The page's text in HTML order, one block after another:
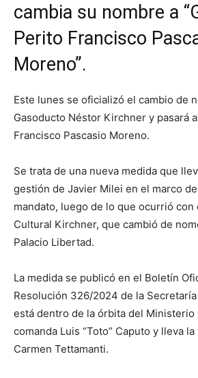
cambia su nombre a
Perito Francisco
Moreno”.
Este lunes se oficializó el cambio de
Gasoducto Néstor Kirchner y pasará
Francisco Pascasio Moreno.
Se trata de una nueva medida que
gestión de Javier Milei en el marco
mandato, luego de lo que ocurrió con
Cultural Kirchner, que cambió de
Palacio Libertad.
La medida se publicó en el Boletín
Resolución 326/2024 de la
está dentro de la órbita del Ministerio
comanda Luis “Toto” Caputo y lleva
Carmen Tettamanti.